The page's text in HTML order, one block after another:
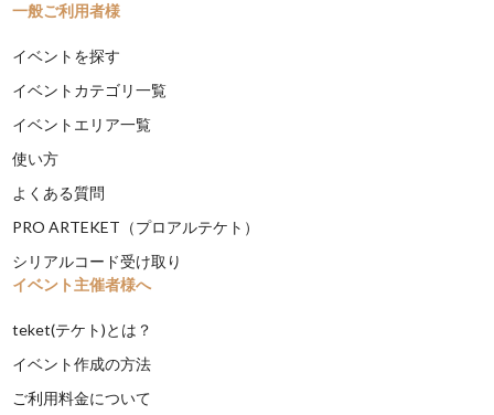
一般ご利用者様
イベントを探す
イベントカテゴリ一覧
イベントエリア一覧
使い方
よくある質問
PRO ARTEKET（プロアルテケト）
シリアルコード受け取り
イベント主催者様へ
teket(テケト)とは？
イベント作成の方法
ご利用料金について